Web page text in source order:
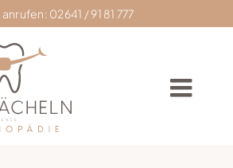
anrufen: 02641 / 91 81 777